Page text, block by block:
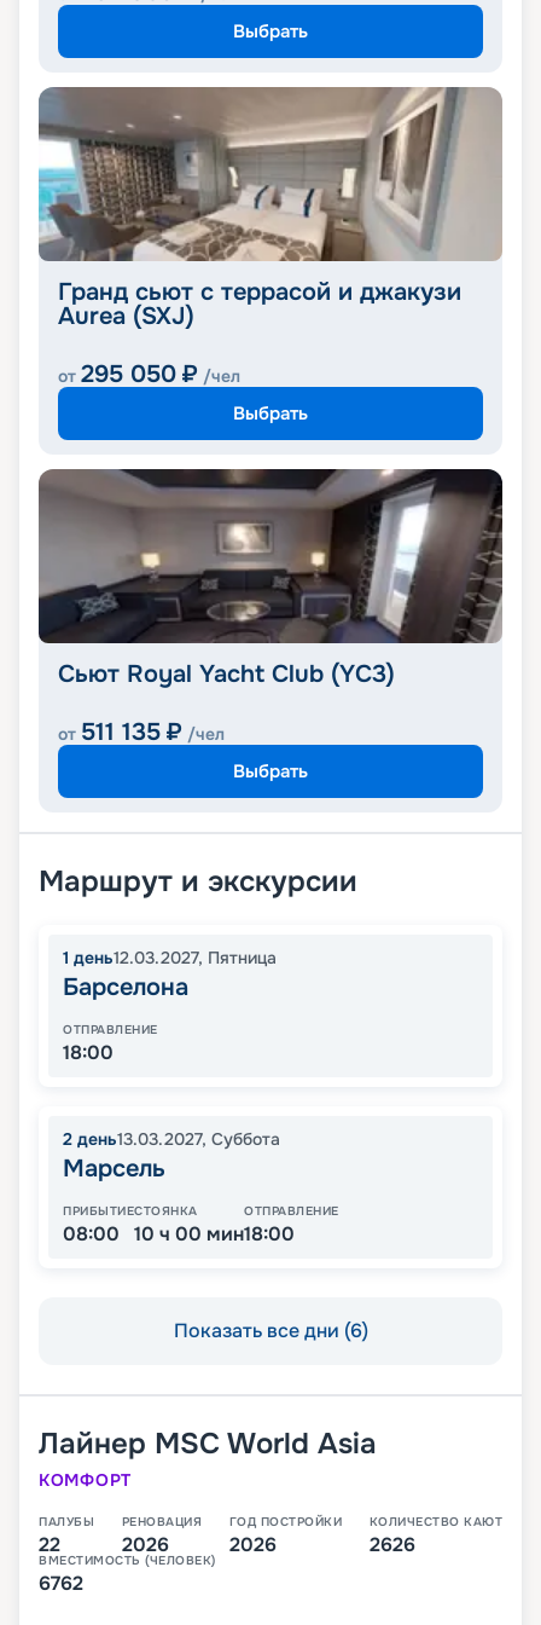
Выбрать
Гранд сьют с террасой и джакузи
Aurea (SXJ)
от 295 050 ₽ /чел
Выбрать
Сьют Royal Yacht Club (YC3)
от 511 135 ₽ /чел
Выбрать
Маршрут и экскурсии
1 день12.03.2027, Пятница
Барселона
ОТПРАВЛЕНИЕ
18:00
2 день13.03.2027, Суббота
Марсель
ПРИБЫТИЕ
08:00
СТОЯНКА
10 ч 00 мин
ОТПРАВЛЕНИЕ
18:00
Показать все дни (6)
Лайнер MSC World Asia
КОМФОРТ
ПАЛУБЫ
22
РЕНОВАЦИЯ
2026
ГОД ПОСТРОЙКИ
2026
КОЛИЧЕСТВО КАЮТ
2626
ВМЕСТИМОСТЬ (ЧЕЛОВЕК)
6762